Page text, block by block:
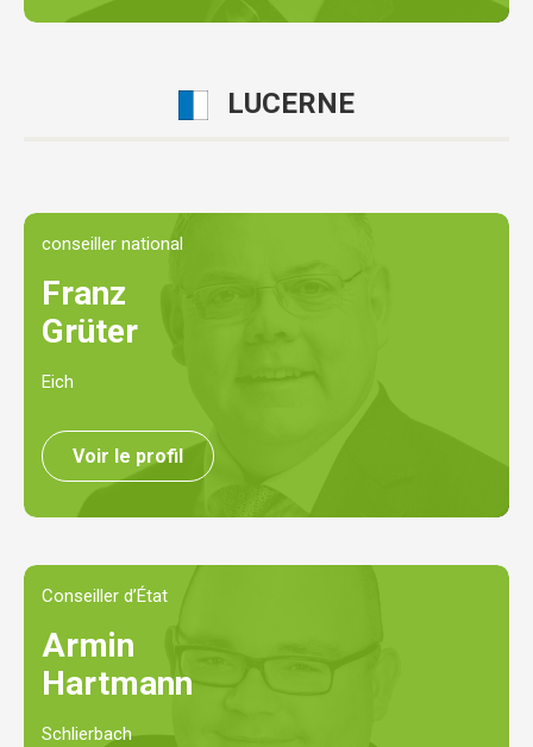
LUCERNE
conseiller national
Franz
Grüter
Eich
Voir le profil
Conseiller d’État
Armin
Hartmann
Schlierbach